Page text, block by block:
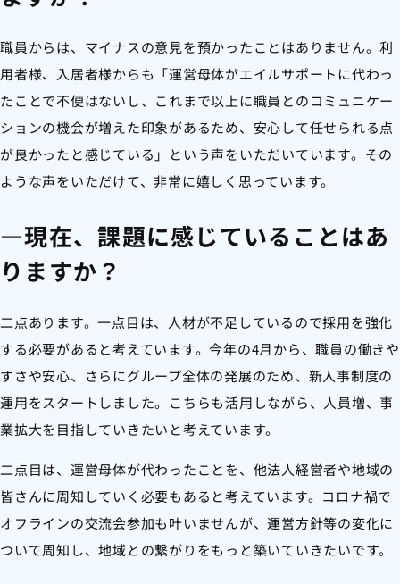
職員からは、マイナスの意見を預かったことはありません。利
用者様、入居者様からも「運営母体がエイルサポートに代わっ
たことで不便はないし、これまで以上に職員とのコミュニケー
ションの機会が増えた印象があるため、安心して任せられる点
が良かったと感じている」という声をいただいています。その
ような声をいただけて、非常に嬉しく思っています。
―現在、課題に感じていることはあ
りますか？
二点あります。一点目は、人材が不足しているので採用を強化
する必要があると考えています。今年の4月から、職員の働きや
すさや安心、さらにグループ全体の発展のため、新人事制度の
運用をスタートしました。こちらも活用しながら、人員増、事
業拡大を目指していきたいと考えています。
二点目は、運営母体が代わったことを、他法人経営者や地域の
皆さんに周知していく必要もあると考えています。コロナ禍で
オフラインの交流会参加も叶いませんが、運営方針等の変化に
ついて周知し、地域との繋がりをもっと築いていきたいです。